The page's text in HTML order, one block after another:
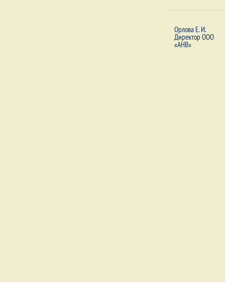
Орлова Е. И.
Директор ООО
«АНВ»